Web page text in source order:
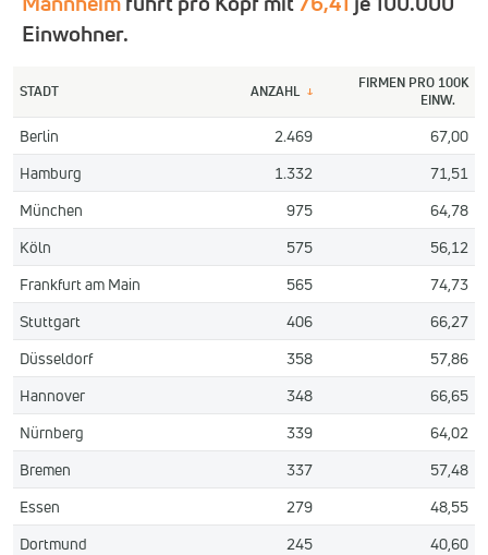
Einwohner.
STADT ANZAHL ↓
FIRMEN PRO 100K
EINW.
Berlin 2.469
67,00
Hamburg
1.332
71,51
München
975
64,78
Köln
575
56,12
Frankfurt am Main
565
74,73
Stuttgart
406
66,27
Düsseldorf
358
57,86
Hannover
348
66,65
Nürnberg
339
64,02
Bremen
337
57,48
Essen
279
48,55
Dortmund
245
40,60